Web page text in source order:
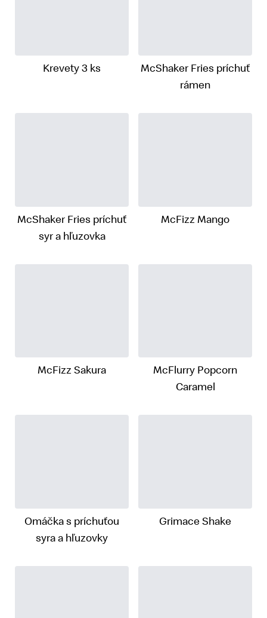
Krevety 3 ks
McShaker Fries príchuť
rámen
McShaker Fries príchuť
syr a hľuzovka
McFizz Mango
McFizz Sakura
McFlurry Popcorn
Caramel
Omáčka s príchuťou
syra a hľuzovky
Grimace Shake